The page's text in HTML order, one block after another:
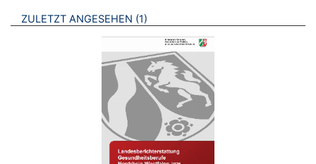
ZULETZT ANGESEHEN 1 BROSCHÜREN